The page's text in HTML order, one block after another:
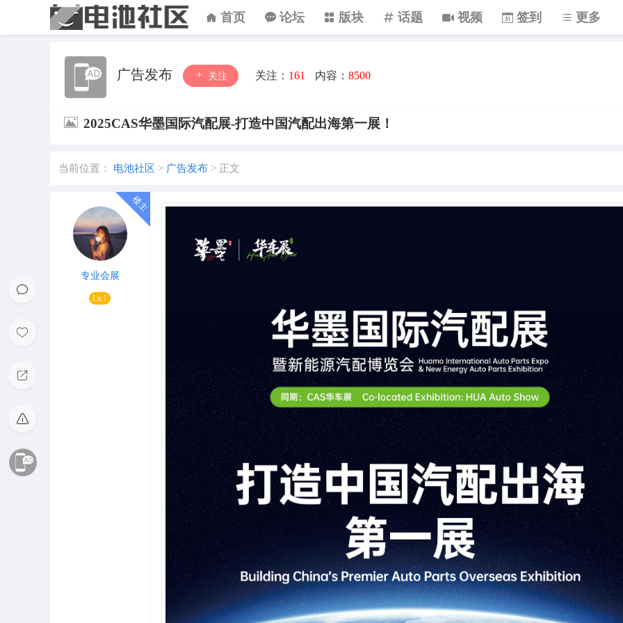
首页 论坛 版块 话题 视频 签到 更多
广告发布 关注 关注： 161 内容： 8500
2025CAS华墨国际汽配展-打造中国汽配出海第一展！
当前位置： 电池社区 > 广告发布 > 正文
专业会展
Lv.1